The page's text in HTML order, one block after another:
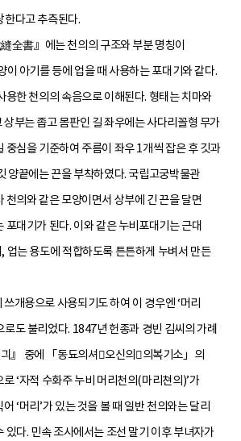
한다고 추측된다.
全書』에는 천의의 구조와 부분 명칭이
이 아기를 등에 업을 때 사용하는 포대기와 같다.
용한 천의의 속음으로 이해된다. 형태는 치마와
부는 좁고 몸판인 길 좌우에는 사다리꼴형 무가
중심을 기준하여 주름이 좌우 1개씩 잡은 후 깃과
양끝에는 끈을 부착하였다. 국립고궁박물관
천의와 같은 모양이면서 상부에 긴 끈을 달면
포대기가 된다. 이와 같은 누비포대기는 근대
업는 용도에 적합하도록 튼튼하게 누벼서 만든
개용으로 사용되기도 하여 이 경우엔 ‘머리
로도 불리었다. 1847년 헌종과 경빈 김씨의 가례
』 중에 「동됴의셔오신의의복기소」의
‘자적 수화주 누비 머리천의(마리쳔의)’가
‘머리’가 있는 것을 볼 때 일반 천의와는 달리
있다. 민속 조사에서는 조선 말기 이후 부녀자가